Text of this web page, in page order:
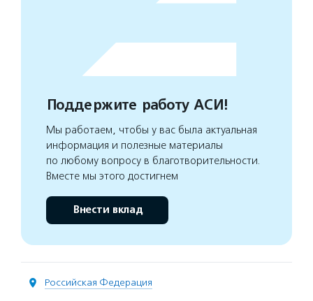
Поддержите работу АСИ!
Мы работаем, чтобы у вас была актуальная
информация и полезные материалы
по любому вопросу в благотворительности.
Вместе мы этого достигнем
Внести вклад
Российская Федерация